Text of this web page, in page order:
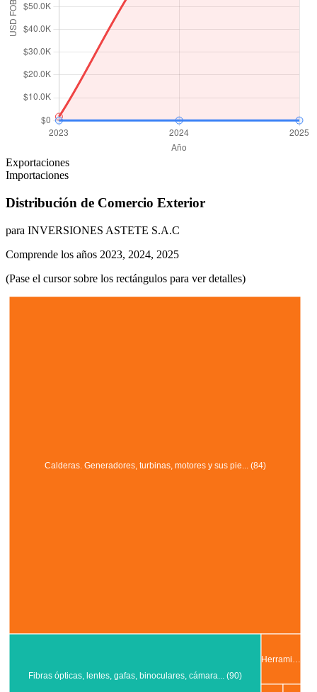
Exportaciones
Importaciones
Distribución de Comercio Exterior
para INVERSIONES ASTETE S.A.C
Comprende los años 2023, 2024, 2025
(Pase el cursor sobre los rectángulos para ver detalles)
Calderas. Generadores, turbinas, motores y sus pie... (84)
Fibras ópticas, lentes, gafas, binoculares, cámara... (90)
Herrami…